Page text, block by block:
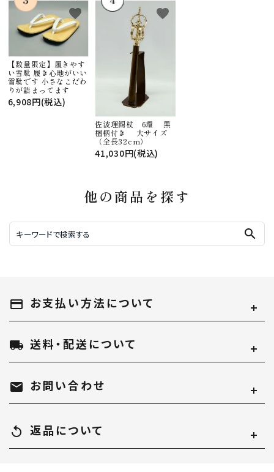
【数量限定】履きやす
い雪駄 履き心地がいい
雪駄です 小さなこだわ
りが詰まってます
6,908円(税込)
favorite
佐波理錫杖 6環 黒
檀柄付き 大サイズ
（全長32cm）
41,030円(税込)
favorite
他の商品を探す
search
payment お支払い方法について
local_shipping 送料・配送について
mail お問い合わせ
replay 返品について